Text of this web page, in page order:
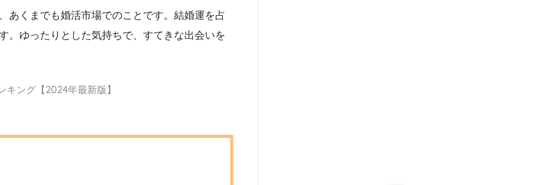
あくまでも婚活市場でのことです。結婚運を占
。ゆったりとした気持ちで、すてきな出会いを
キング【2024年最新版】